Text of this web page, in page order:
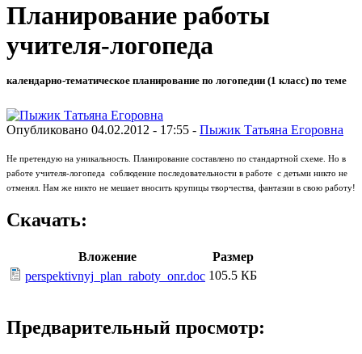
Планирование работы
учителя-логопеда
календарно-тематическое планирование по логопедии (1 класс) по теме
Опубликовано 04.02.2012 - 17:55 - Пыжик Татьяна Егоровна
Не претендую на уникальность. Планирование составлено по стандартной схеме. Но в
работе учителя-логопеда соблюдение последовательности в работе с детьми никто не
отменял. Нам же никто не мешает вносить крупицы творчества, фантазии в свою работу!
Скачать:
Вложение
Размер
perspektivnyj_plan_raboty_onr.doc 105.5 КБ
Предварительный просмотр: